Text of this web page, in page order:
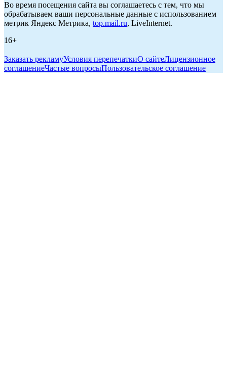
Во время посещения сайта вы соглашаетесь с тем, что мы
обрабатываем ваши персональные данные с использованием
метрик Яндекс Метрика, top.mail.ru, LiveInternet.
16+
Заказать рекламуУсловия перепечаткиО сайтеЛицензионное
соглашениеЧастые вопросыПользовательское соглашение